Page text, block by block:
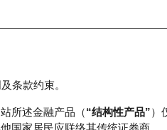
条款约束。
所述金融产品（“结构性产品”）
国家居民应联络其传统证券商。